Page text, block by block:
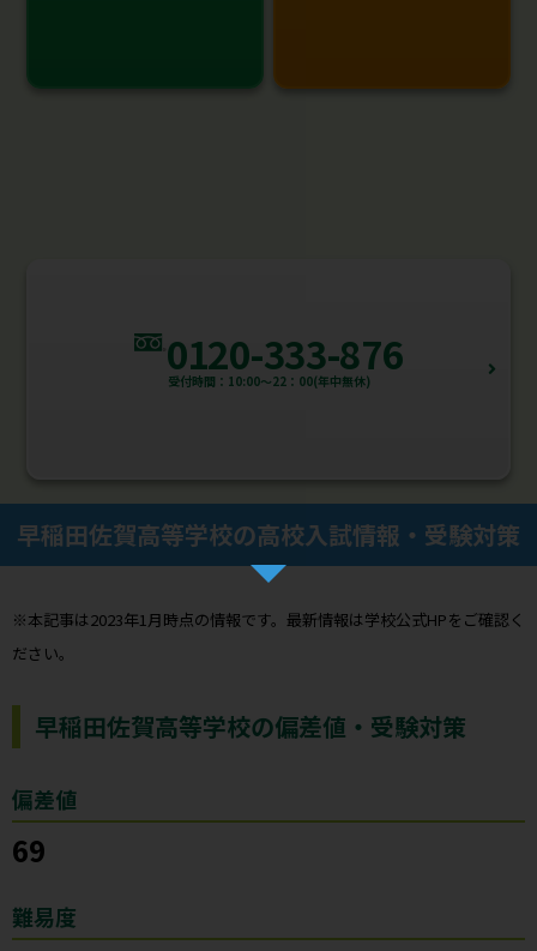
0120-333-876
受付時間：10:00～22：00(年中無休)
早稲田佐賀高等学校の高校入試情報・受験対策
※本記事は2023年1月時点の情報です。最新情報は学校公式HPをご確認く
ださい。
早稲田佐賀高等学校の偏差値・受験対策
偏差値
69
難易度